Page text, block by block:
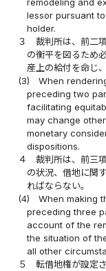
lessor pursuant
holder.
３
裁判所は、前二
の衡平を図るため
産上の給付を命じ
(3)
When
preceding two
facilitating
may change
monetary
dispositions.
４
裁判所は、前三
の状況、借地に関
ればならない。
(4)
When making
preceding three
account of the
the situation of
all other
５
転借地権が設定